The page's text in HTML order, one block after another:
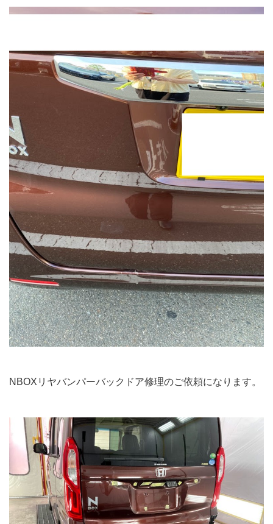
NBOXリヤバンパーバックドア修理のご依頼になります。